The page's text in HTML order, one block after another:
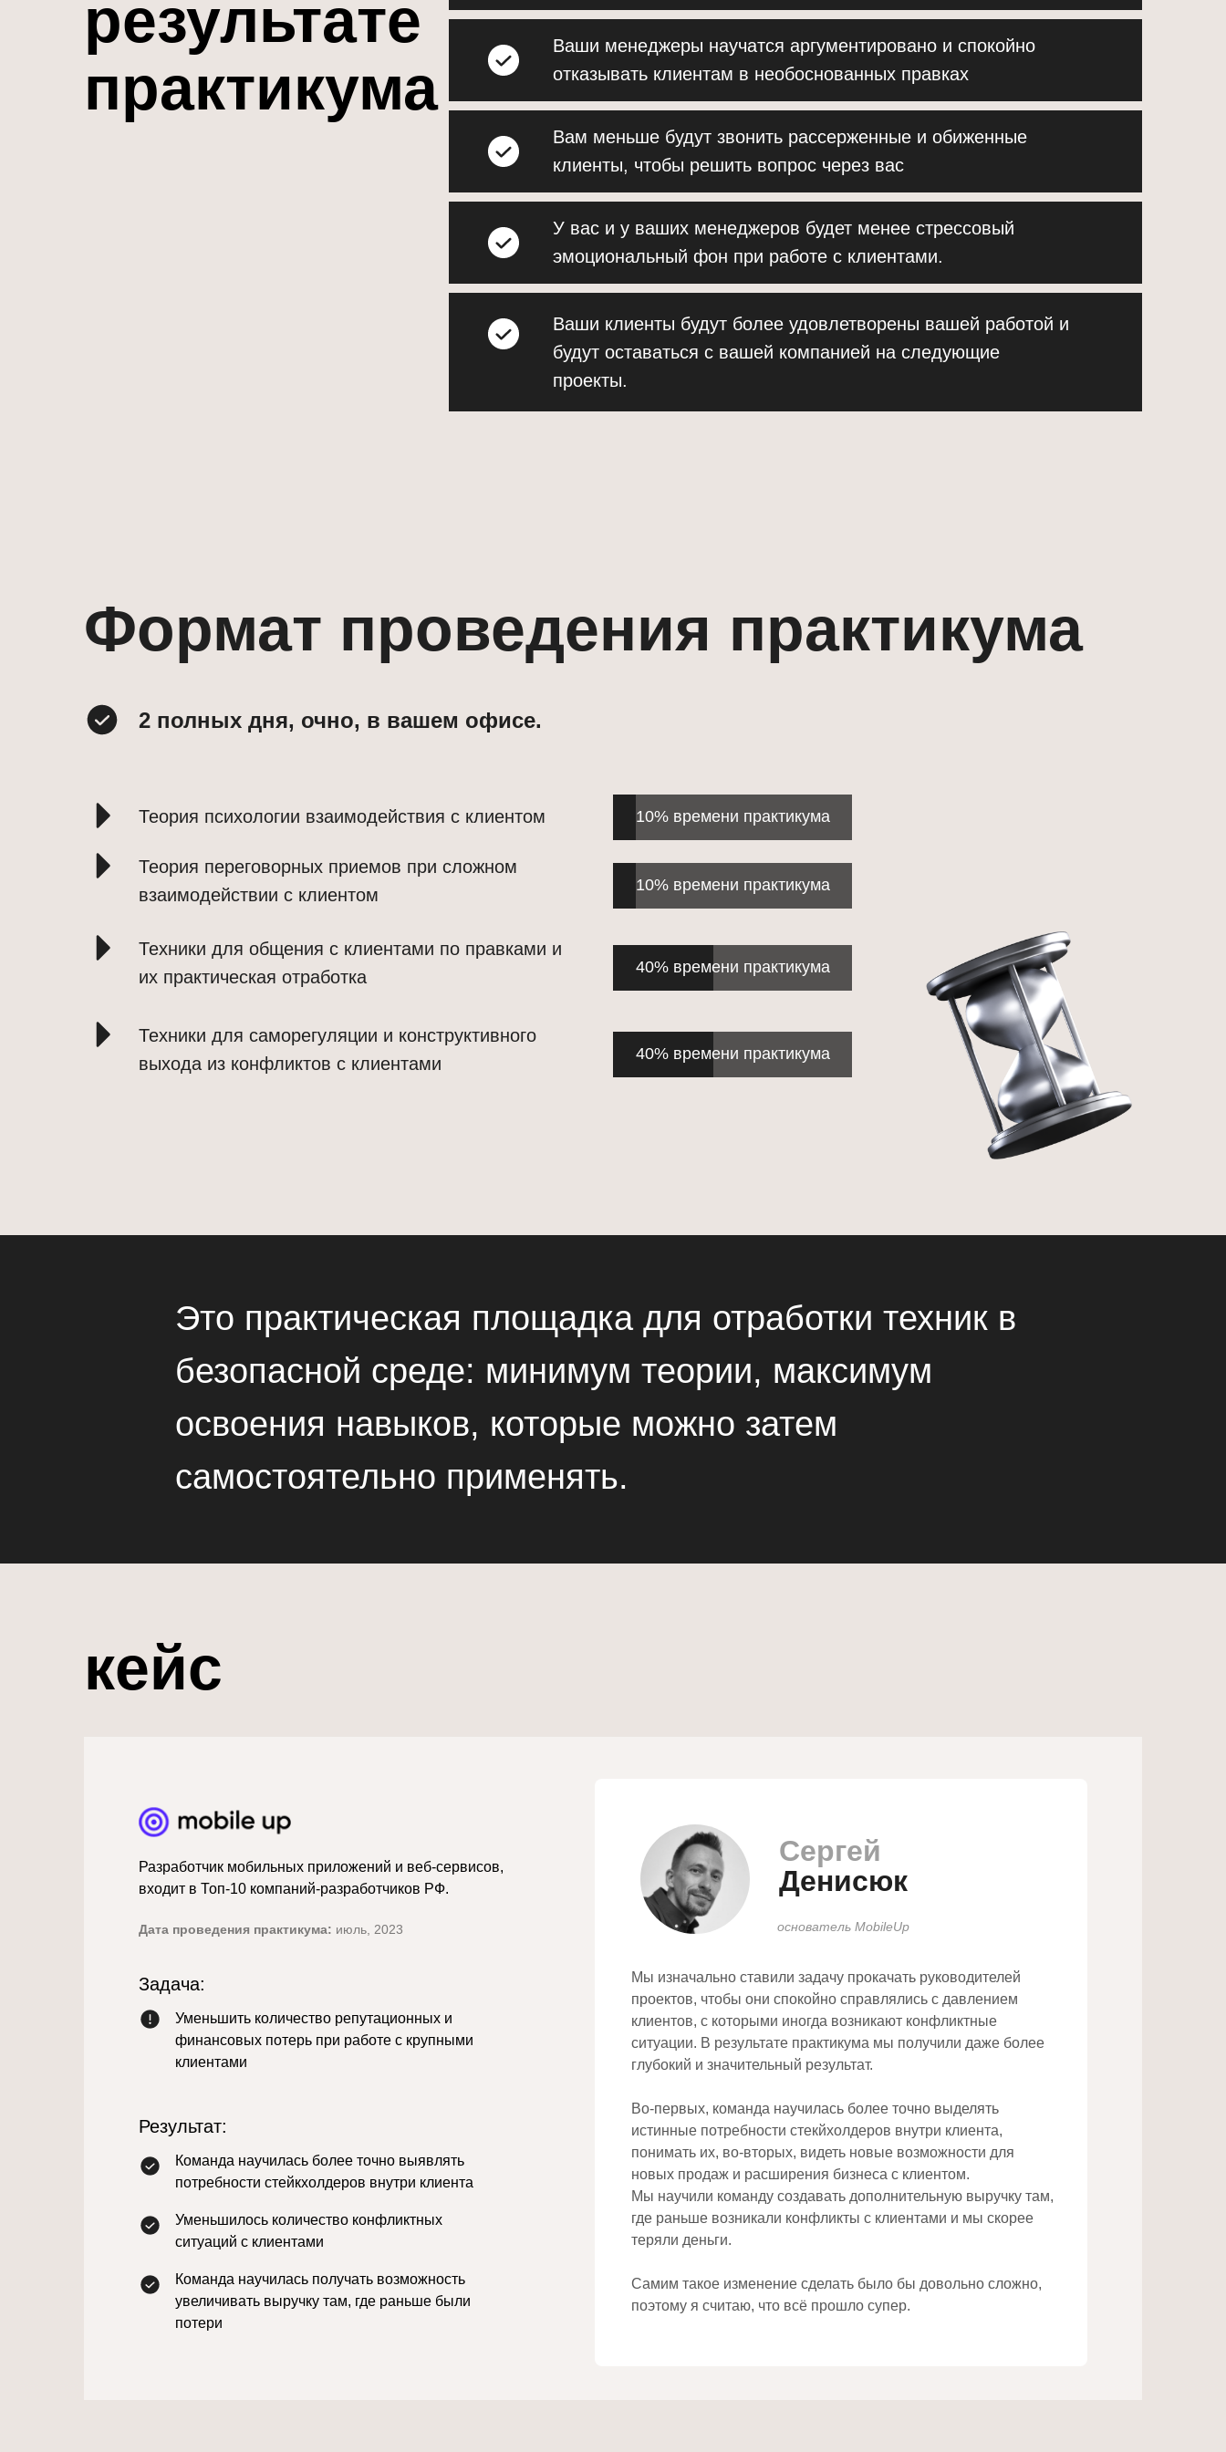
результате
практикума
Ваши менеджеры научатся аргументировано и спокойно
отказывать клиентам в необоснованных правках
Вам меньше будут звонить рассерженные и обиженные
клиенты, чтобы решить вопрос через вас
У вас и у ваших менеджеров будет менее стрессовый
эмоциональный фон при работе с клиентами.
Ваши клиенты будут более удовлетворены вашей работой и
будут оставаться с вашей компанией на следующие
проекты.
Формат проведения практикума
2 полных дня, очно, в вашем офисе.
Теория психологии взаимодействия с клиентом
Теория переговорных приемов при сложном
взаимодействии с клиентом
Техники для общения с клиентами по правками и
их практическая отработка
10% времени практикума
10% времени практикума
40% времени практикума
40% времени практикума
Техники для саморегуляции и конструктивного
выхода из конфликтов с клиентами
Это практическая площадка для отработки техник в
безопасной среде: минимум теории, максимум
освоения навыков, которые можно затем
самостоятельно применять.
кейс
Разработчик мобильных приложений и веб-сервисов,
входит в Топ-10 компаний-разработчиков РФ.
Дата проведения практикума: июль, 2023
Задача:
Уменьшить количество репутационных и
финансовых потерь при работе с крупными
клиентами
Результат:
Команда научилась более точно выявлять
потребности стейкхолдеров внутри клиента
Уменьшилось количество конфликтных
ситуаций с клиентами
Команда научилась получать возможность
увеличивать выручку там, где раньше были
потери
Cергей
Денисюк
основатель MobileUp
Мы изначально ставили задачу прокачать руководителей
проектов, чтобы они спокойно справлялись с давлением
клиентов, с которыми иногда возникают конфликтные
ситуации. В результате практикума мы получили даже более
глубокий и значительный результат.
Во-первых, команда научилась более точно выделять
истинные потребности стекйхолдеров внутри клиента,
понимать их, во-вторых, видеть новые возможности для
новых продаж и расширения бизнеса с клиентом.
Мы научили команду создавать дополнительную выручку там,
где раньше возникали конфликты с клиентами и мы скорее
теряли деньги.
Самим такое изменение сделать было бы довольно сложно,
поэтому я считаю, что всё прошло супер.